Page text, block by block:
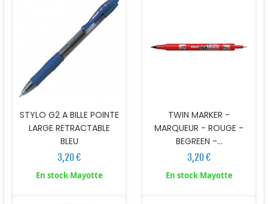
STYLO G2 A BILLE POINTE
LARGE RETRACTABLE
BLEU
3,20 €
En stock Mayotte
TWIN MARKER -
MARQUEUR - ROUGE -
BEGREEN -...
3,20 €
En stock Mayotte